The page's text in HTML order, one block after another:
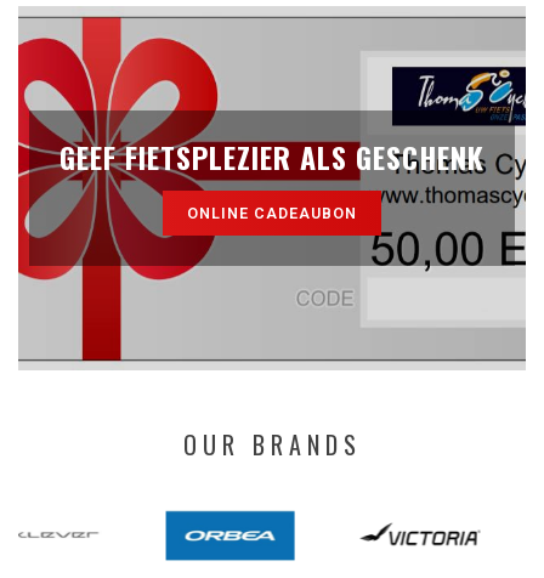
GEEF FIETSPLEZIER ALS GESCHENK
ONLINE CADEAUBON
OUR BRANDS